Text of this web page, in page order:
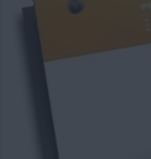
Bimbi Cinema Corsi